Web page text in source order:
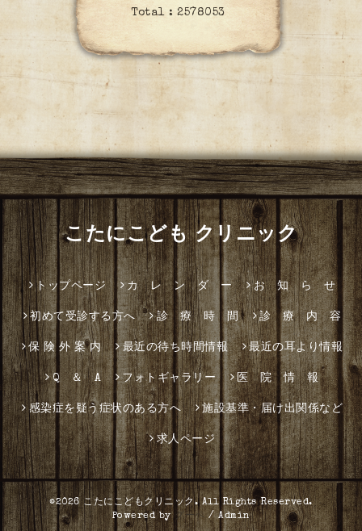
Total :2578053
こたにこども クリニック
トップページ カ レ ン ダ ー お 知 ら せ
初めて受診する方へ 診 療 時 間 診 療 内 容
保 険 外 案 内 最近の待ち時間情報 最近の耳より情報
Q ＆ A フォトギャラリー 医 院 情 報
感染症を疑う症状のある方へ 施設基準・届け出関係など
求人ページ
©2026こたにこどもクリニック . All Rights Reserved.
Powered by グーペ /Admin